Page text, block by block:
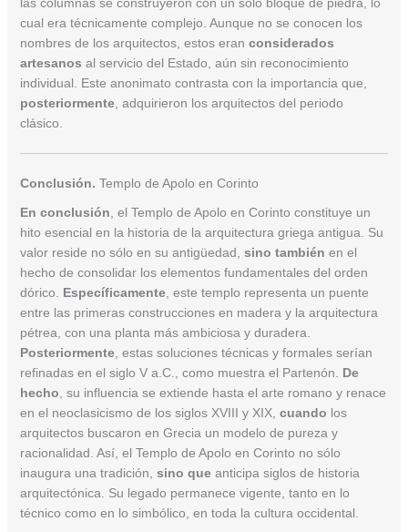
cual era técnicamente complejo. Aunque no se conocen los
nombres de los arquitectos, estos eran considerados
artesanos al servicio del Estado, aún sin reconocimiento
individual. Este anonimato contrasta con la importancia que,
posteriormente, adquirieron los arquitectos del periodo
clásico.
Conclusión. Templo de Apolo en Corinto
En conclusión , el Templo de Apolo en Corinto constituye un
hito esencial en la historia de la arquitectura griega antigua. Su
valor reside no sólo en su antigüedad, sino también en el
hecho de consolidar los elementos fundamentales del orden
dórico. Específicamente, este templo representa un puente
entre las primeras construcciones en madera y la arquitectura
pétrea, con una planta más ambiciosa y duradera.
Posteriormente, estas soluciones técnicas y formales serían
refinadas en el siglo V a.C., como muestra el Partenón. De
hecho , su influencia se extiende hasta el arte romano y renace
en el neoclasicismo de los siglos XVIII y XIX, cuando los
arquitectos buscaron en Grecia un modelo de pureza y
racionalidad. Así, el Templo de Apolo en Corinto no sólo
inaugura una tradición, sino queanticipa siglos de historia
arquitectónica. Su legado permanece vigente, tanto en lo
técnico como en lo simbólico, en toda la cultura occidental.